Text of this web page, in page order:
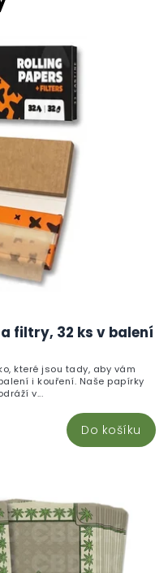
filtry, 32 ks v balení
Do košíku
které jsou tady, aby vám
i kouření. Naše papírky
v...